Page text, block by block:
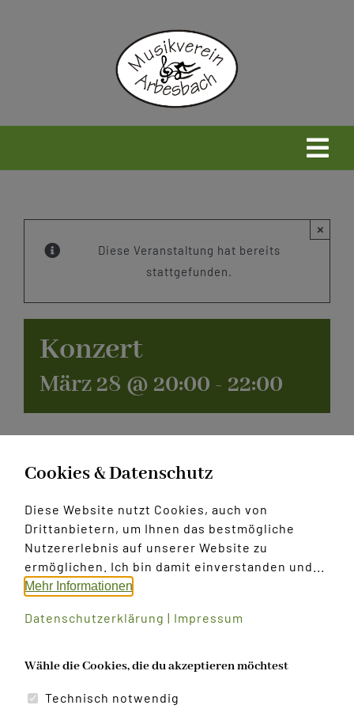
Neues
Wir
Infos
Diese Veranstaltung hat bereits
stattgefunden.
×
Konzert
März 28 @ 20:00 - 22:00
Weitererzählen:
Facebook
X WhatsApp
E-
Mail
Cookies & Datenschutz
Diese Website nutzt Cookies, auch von
Drittanbietern, um Ihnen das bestmögliche
Nutzererlebnis auf unserer Website zu
ermöglichen. Ich bin damit einverstanden und...
Mehr Informationen
Datenschutzerklärung | Impressum
Wähle die Cookies, die du akzeptieren möchtest
Technisch notwendig